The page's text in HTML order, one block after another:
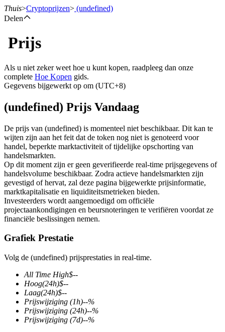
Termijncontracten
USDT-futures
Futures met USDT als onderpand
COIN-M-futures
Cryptocurrency-futures
TradFi
Thuis>Cryptoprijzen> (undefined)
Delen
Prijs
Als u niet zeker weet hoe u kunt kopen, raadpleeg dan onze
complete Hoe Kopen gids.
Gegevens bijgewerkt op om (UTC+8)
(undefined) Prijs Vandaag
De prijs van (undefined) is momenteel niet beschikbaar. Dit kan te
wijten zijn aan het feit dat de token nog niet is genoteerd voor
handel, beperkte marktactiviteit of tijdelijke opschorting van
handelsmarkten.
Op dit moment zijn er geen geverifieerde real-time prijsgegevens of
handelsvolume beschikbaar. Zodra actieve handelsmarkten zijn
gevestigd of hervat, zal deze pagina bijgewerkte prijsinformatie,
marktkapitalisatie en liquiditeitsmetrieken bieden.
Investeerders wordt aangemoedigd om officiële
projectaankondigingen en beursnoteringen te verifiëren voordat ze
financiële beslissingen nemen.
Grafiek Prestatie
Volg de (undefined) prijsprestaties in real-time.
All Time High$--
Hoog(24h)$--
Laag(24h)$--
Prijswijziging (1h)--%
Prijswijziging (24h)--%
Prijswijziging (7d)--%